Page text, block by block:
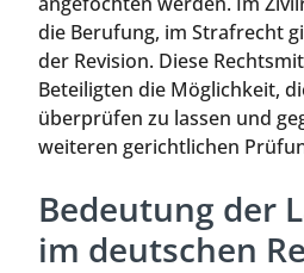
die Berufung, im Strafrecht
der Revision. Diese
Beteiligten die Möglichkeit,
überprüfen zu lassen und
weiteren gerichtlichen
Bedeutung der
im deutschen